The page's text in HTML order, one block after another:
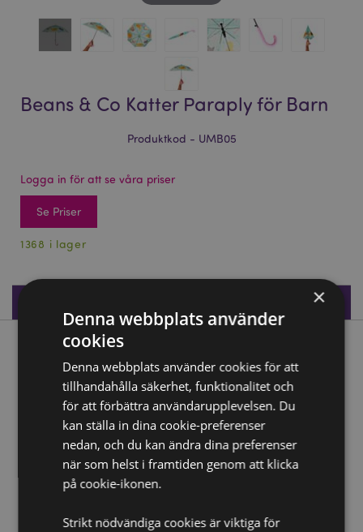
Beans & Co Katter Paraply för Barn
Produktkod - UMB05
Logga in för att se våra priser
Se Priser
1368 i lager
Produktbeskrivning
Beans & Co Katter Paraply för Barn
Material: Polyester, Plast, Metall
Produkt Resurser:
Vill du veta mer om hur du köper från Puckator?
borde du läsa våran
×
Denna webbplats använder
cookies
Denna webbplats använder cookies för att
tillhandahålla säkerhet, funktionalitet och
för att förbättra användarupplevelsen. Du
kan ställa in dina cookie-preferenser
nedan, och du kan ändra dina preferenser
när som helst i framtiden genom att klicka
på cookie-ikonen.
Strikt nödvändiga cookies är viktiga för